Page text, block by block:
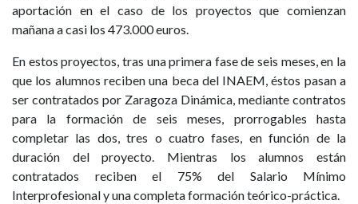
aportación en el caso de los proyectos que comienzan
mañana a casi los 473.000 euros.
En estos proyectos, tras una primera fase de seis meses, en la
que los alumnos reciben una beca del INAEM, éstos pasan a
ser contratados por Zaragoza Dinámica, mediante contratos
para la formación de seis meses, prorrogables hasta
completar las dos, tres o cuatro fases, en función de la
duración del proyecto. Mientras los alumnos están
contratados reciben el 75% del Salario Mínimo
Interprofesional y una completa formación teórico-práctica.